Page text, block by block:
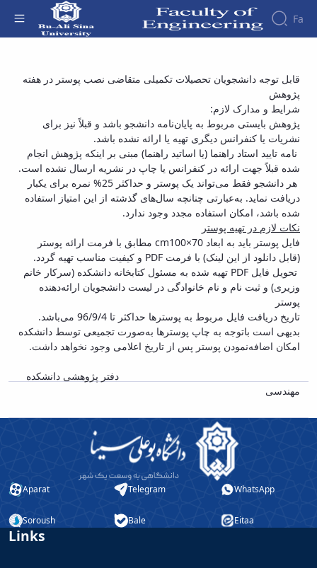
Fa
About
History
of
the
Faculty
Gallery
Structure
of the
Faculty
Deputy
for
Educational
Deputy
for
Deputy
Postgraduate
Research
Journal
Industrial
Engineering
Research
in
Journal
of
Stress
Analysis
اطلاعیه نصب پوستر هفته پژوهش - دانشکده فنی
قابل توجه دانشجویان تحصیلات تکمیلی متقاضی نصب پوستر در هفته
پژوهش
شرایط و مدارک لازم:
پژوهش بایستی مربوط به پایان‌نامه دانشجو باشد و قبلاً نیز برای
نشریات یا کنفرانس دیگری تهیه یا ارائه نشده باشد.
نامه تایید استاد راهنما (یا اساتید راهنما) مبنی بر اینکه پژوهش انجام
شده قبلاً جهت ارائه در کنفرانس یا چاپ در نشریه ارسال نشده است.
هر دانشجو فقط می‌تواند یک پوستر و حداکثر 25% نمره برای یکبار
دریافت نماید. به‌عبارتی چنانچه سال‌های گذشته از این امتیاز استفاده
شده باشد، امکان استفاده مجدد وجود ندارد.
نکات لازم در تهیه پوستر
فایل پوستر باید به ابعاد cm100×70 مطابق با فرمت ارائه پوستر
(قابل دانلود از این لینک) با فرمت PDF و کیفیت مناسب تهیه گردد.
تحویل فایل PDF تهیه شده به مسئول کتابخانه دانشکده (سرکار خانم
وزیری) و ثبت نام و نام خانوادگی در لیست دانشجویان ارائه‌دهنده
پوستر
تاریخ دریافت فایل مربوط به پوسترها حداکثر تا 96/9/4 می‌باشد.
بدیهی است باتوجه به چاپ پوسترها به‌صورت تجمیعی توسط دانشکده
امکان اضافه‌نمودن پوستر پس از تاریخ اعلامی وجود نخواهد داشت.
دفتر پژوهشی دانشکده
مهندسی
Aparat Telegram WhatsApp
Soroush Bale Eitaa
Links